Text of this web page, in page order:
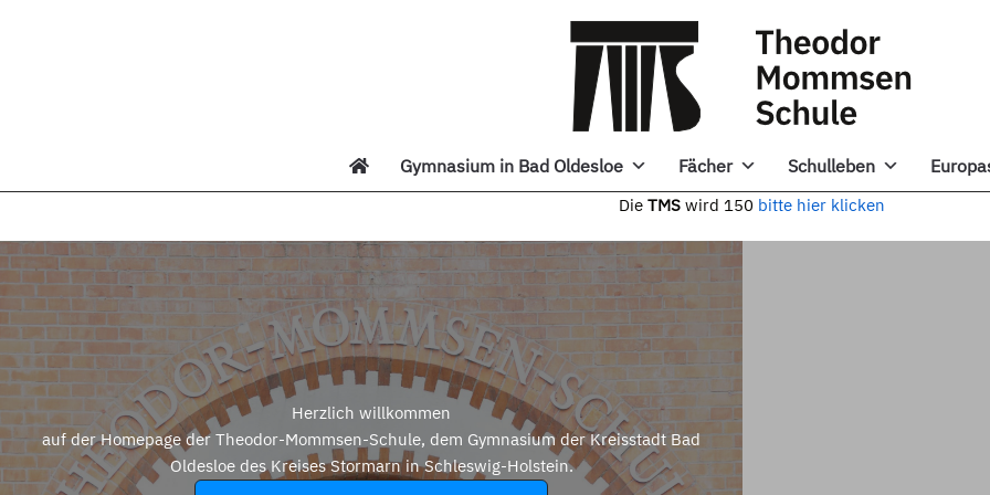
Gymnasium in Bad Oldesloe Fächer Schulleben
Die TMS wird 150 bitte hier klicken
Herzlich willkommen
auf der Homepage der Theodor-Mommsen-Schule, dem Gymnasium der Kreisstadt Bad
Oldesloe des Kreises Stormarn in Schleswig-Holstein.